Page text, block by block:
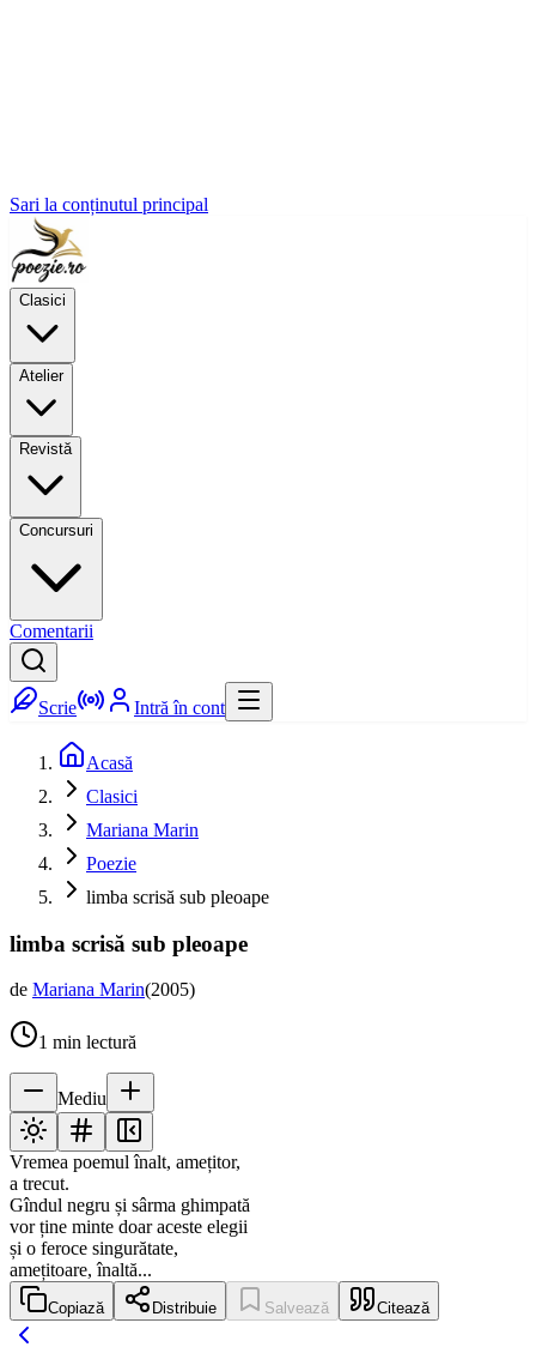
Sari la conținutul principal
Clasici
Atelier
Revistă
Concursuri
Comentarii
Scrie Intră în cont
Acasă
Clasici
Mariana Marin
Poezie
limba scrisă sub pleoape
limba scrisă sub pleoape
de Mariana Marin(2005)
1 min lectură
Mediu
Vremea poemul înalt, amețitor,
a trecut.
Gîndul negru și sârma ghimpată
vor ține minte doar aceste elegii
și o feroce singurătate,
amețitoare, înaltă...
Copiază Distribuie Salvează Citează